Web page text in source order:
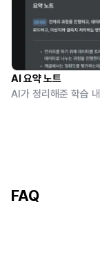
AI 요약 노트
AI가 정리해준 학습
FAQ